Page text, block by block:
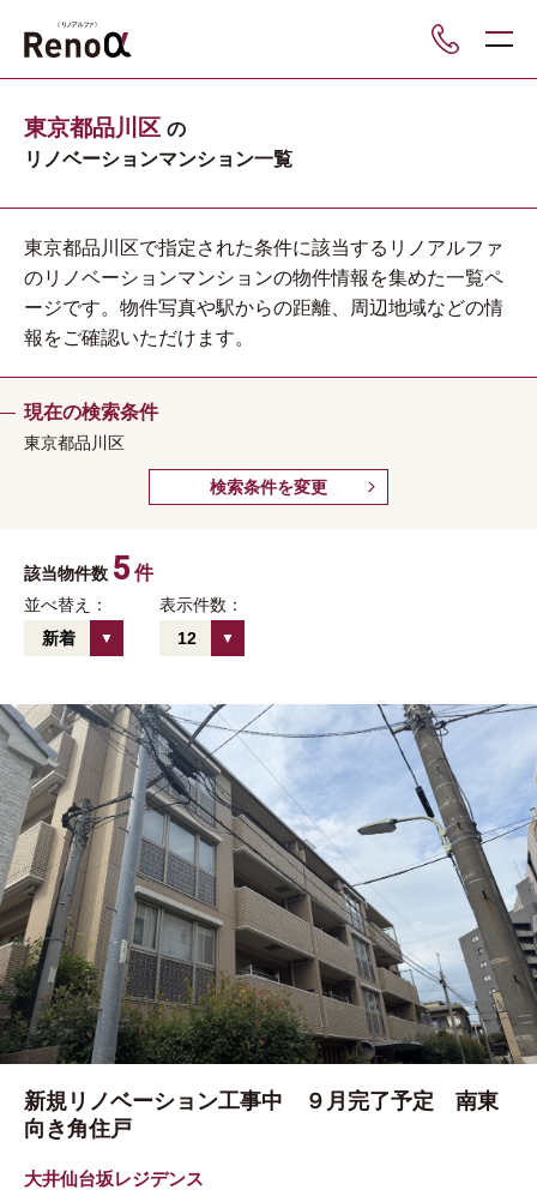
東京都品川区 の
リノベーションマンション一覧
東京都品川区で指定された条件に該当するリノアルファ
のリノベーションマンションの物件情報を集めた一覧ペ
ージです。物件写真や駅からの距離、周辺地域などの情
報をご確認いただけます。
現在の検索条件
東京都品川区
検索条件を変更
該当物件数 5 件
並べ替え：
新着
表示件数：
12
新規リノベーション工事中 ９月完了予定 南東
向き角住戸
大井仙台坂レジデンス